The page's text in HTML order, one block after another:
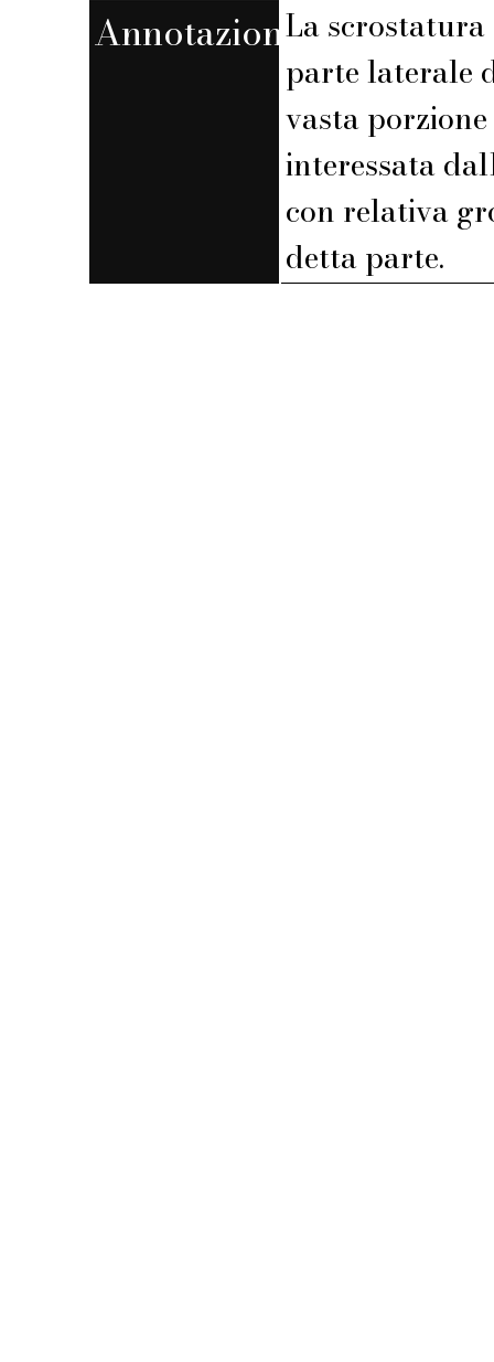
AnnotazioniLa
parte laterale
vasta
interessata
con relativa
detta parte.